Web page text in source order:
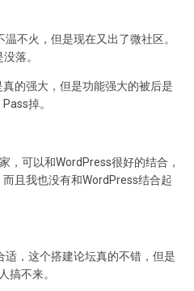
不火，但是现在又出了微社区。
落。
的强大，但是功能强大的被后是
掉。
，可以和WordPress很好的结合，
且我也没有和WordPress结合起
适，这个搭建论坛真的不错，但是
搞不来。